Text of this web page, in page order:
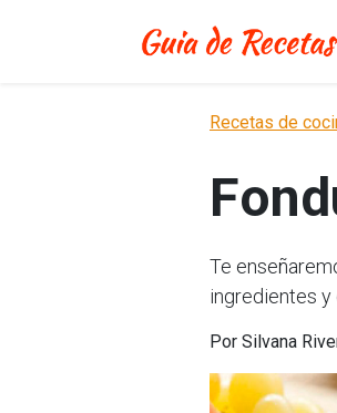
Recetas de
Te
ingredientes
Por Silvana